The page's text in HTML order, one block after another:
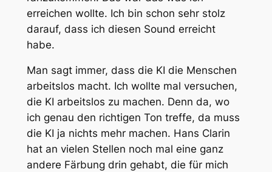
erreichen wollte. Ich bin schon sehr stolz
darauf, dass ich diesen Sound erreicht
habe.
Man sagt immer, dass die KI die Menschen
arbeitslos macht. Ich wollte mal versuchen,
die KI arbeitslos zu machen. Denn da, wo
ich genau den richtigen Ton treffe, da muss
die KI ja nichts mehr machen. Hans Clarin
hat an vielen Stellen noch mal eine ganz
andere Färbung drin gehabt, die für mich